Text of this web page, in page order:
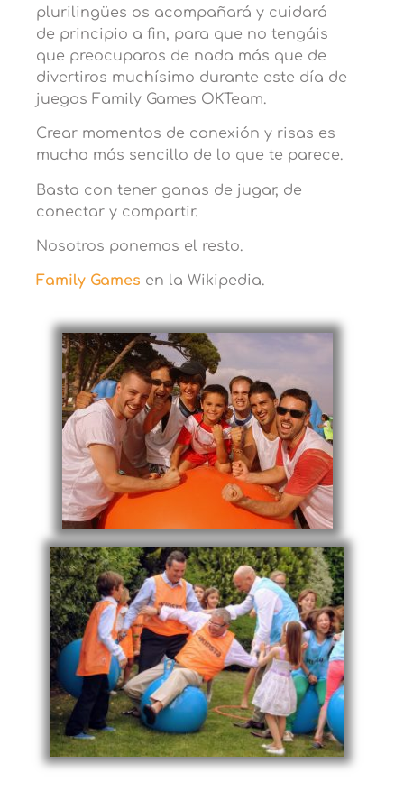
plurilingües os acompañará y cuidará
de principio a fin, para que no tengáis
que preocuparos de nada más que de
divertiros muchísimo durante este día de
juegos Family Games OKTeam.
Crear momentos de conexión y risas es
mucho más sencillo de lo que te parece.
Basta con tener ganas de jugar, de
conectar y compartir.
Nosotros ponemos el resto.
Family Games en la Wikipedia.